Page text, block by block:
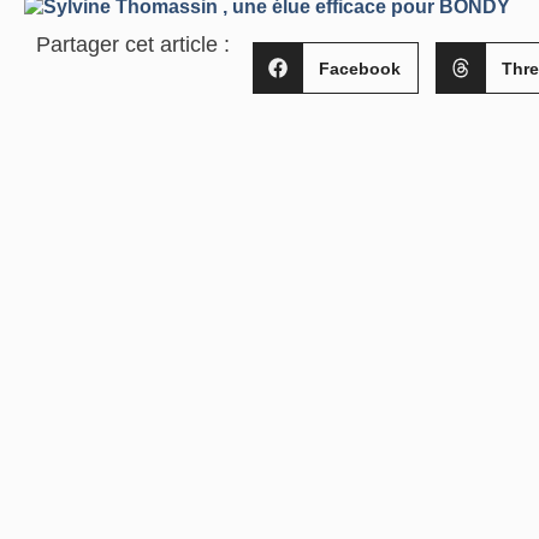
Partager cet article :
Facebook